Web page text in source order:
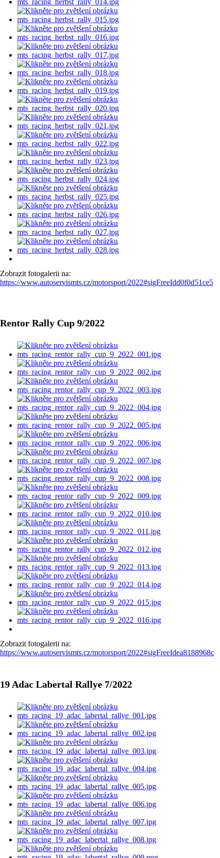
Zobrazit fotogalerii na:
https://www.autoservismts.cz/motorsport/2022#sigFreeIdd0f0d51ce5
Rentor Rally Cup 9/2022
Zobrazit fotogalerii na:
https://www.autoservismts.cz/motorsport/2022#sigFreeIdea8188968c
19 Adac Labertal Rallye 7/2022